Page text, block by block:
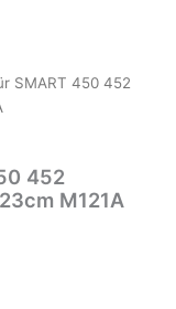
SMART 450 452
452
M121A